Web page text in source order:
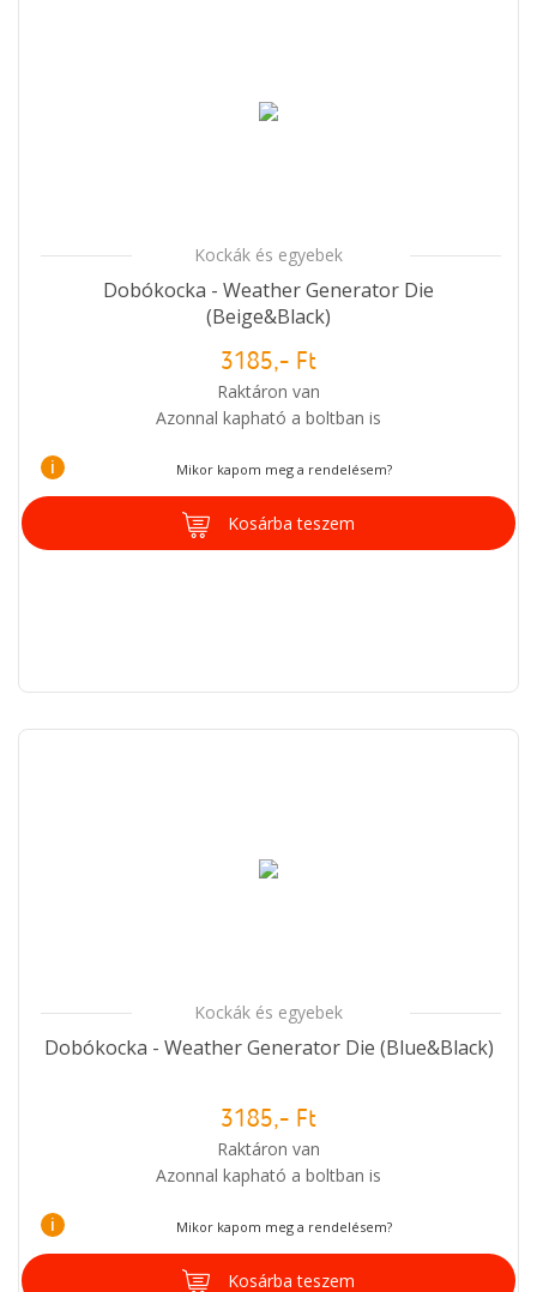
Kockák és egyebek
Dobókocka - Weather Generator Die
(Beige&Black)
3185,- Ft
Raktáron van
Azonnal kapható a boltban is
i Mikor kapom meg a rendelésem?
Kosárba teszem
Kockák és egyebek
Dobókocka - Weather Generator Die (Blue&Black)
3185,- Ft
Raktáron van
Azonnal kapható a boltban is
i Mikor kapom meg a rendelésem?
Kosárba teszem